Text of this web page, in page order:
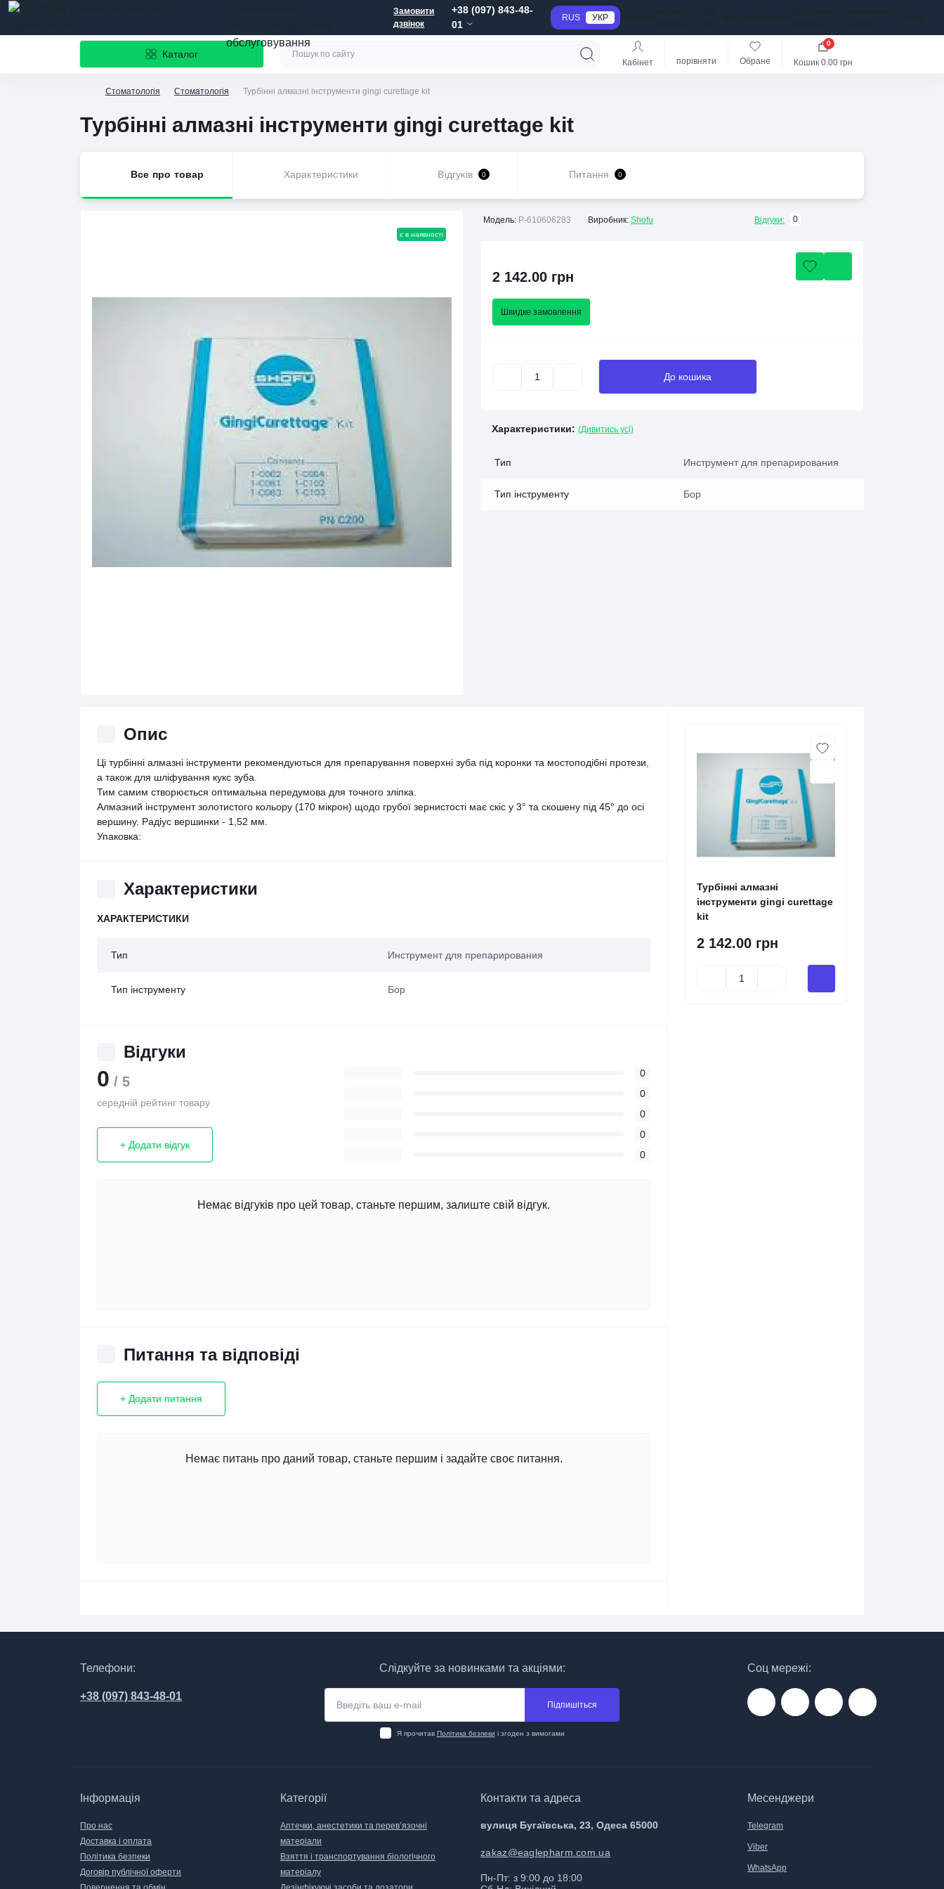
обслуговування
Замовити
дзвінок
+38 (097) 843-48-
01
RUS УКР
Каталог
Кабінет порівняти Обране Кошик 0.00 грн
0
Стоматологія Стоматологія Турбінні алмазні інструменти gingi curettage kit
Турбінні алмазні інструменти gingi curettage kit
Все про товар Характеристики Відгуків 0 Питання 0
є в наявності
Модель: P-610606283 Виробник: Shofu Відгуки: 0
2 142.00 грн
Швидке замовлення
До кошика
Характеристики: (Дивитись усі)
Тип Инструмент для препарирования
Тип інструменту Бор
Опис
Ці турбінні алмазні інструменти рекомендуються для препарування поверхні зуба під коронки та мостоподібні протези,
а також для шліфування кукс зуба.
Тим самим створюється оптимальна передумова для точного зліпка.
Алмазний інструмент золотистого кольору (170 мікрон) щодо грубої зернистості має скіс у 3° та скошену під 45° до осі
вершину. Радіус вершинки - 1,52 мм.
Упаковка:
Характеристики
ХАРАКТЕРИСТИКИ
Тип Инструмент для препарирования
Тип інструменту Бор
Відгуки
0 / 5
середній рейтинг товару
+ Додати відгук
0
0
0
0
0
Немає відгуків про цей товар, станьте першим, залиште свій відгук.
Питання та відповіді
+ Додати питання
Немає питань про даний товар, станьте першим і задайте своє питання.
Турбінні алмазні
інструменти gingi curettage
kit
2 142.00 грн
Телефони:
+38 (097) 843-48-01
Соц мережі:
Слідкуйте за новинками та акціями:
Підпишіться
Я прочитав Політика безпеки і згоден з вимогами
Інформація
Про нас
Доставка і оплата
Політика безпеки
Договір публічної оферти
Категорії
Аптечки, анестетики та перев’язочні
матеріали
Взяття і транспортування біологічного
матеріалу
Контакти та адреса
вулиця Бугаївська, 23, Одеса 65000
zakaz@eaglepharm.com.ua
Пн-Пт: з 9:00 до 18:00
Месенджери
Telegram
Viber
WhatsApp